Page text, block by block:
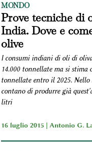
MONDO
Prove tecniche di
India. Dove e
olive
I consumi indiani di oli di
14.000 tonnellate ma si stima
tonnellate entro il 2025. Nello
contano di produrre già
litri
16 luglio 2015 | Antonio G.